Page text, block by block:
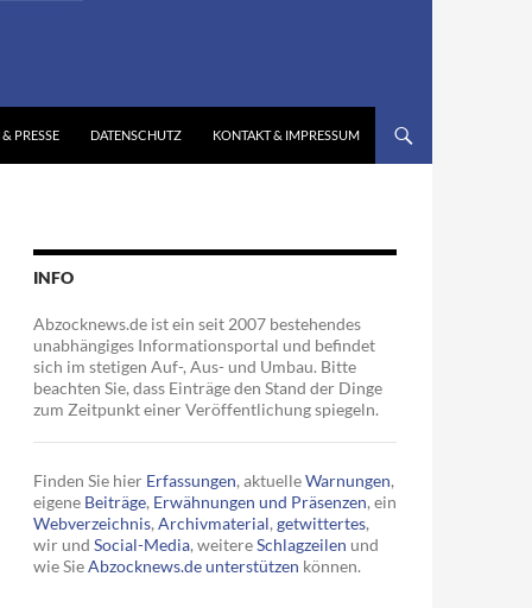
PRESSE DATENSCHUTZ KONTAKT & IMPRESSUM
INFO
Abzocknews.de ist ein seit 2007 bestehendes
unabhängiges Informationsportal und befindet
sich im stetigen Auf-, Aus- und Umbau. Bitte
beachten Sie, dass Einträge den Stand der Dinge
zum Zeitpunkt einer Veröffentlichung spiegeln.
Finden Sie hier Erfassungen, aktuelleWarnungen,
eigene Beiträge, Erwähnungen und Präsenzen, ein
Webverzeichnis, Archivmaterial, getwittertes,
wir und Social-Media, weitereSchlagzeilen und
wie SieAbzocknews.de unterstützen können.